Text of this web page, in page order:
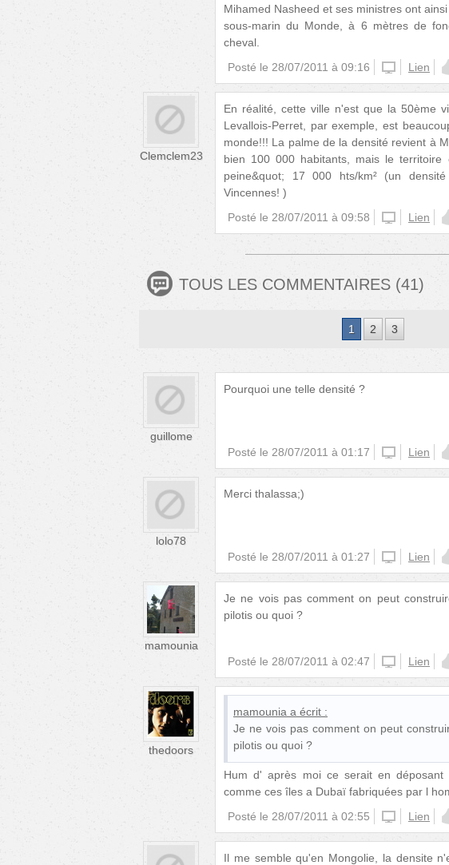
Mihamed Nasheed et ses ministres ont
sous-marin du Monde, à 6 mètres de
cheval.
Posté le 28/07/2011 à 09:16 unknown
Lien
Clemclem23
En réalité, cette ville n'est que la 50ème
Levallois-Perret, par exemple, est
monde!!! La palme de la densité revient à
bien 100 000 habitants, mais le
peine&quot; 17 000 hts/km² (un
Vincennes! )
Posté le 28/07/2011 à 09:58 unknown
Lien
TOUS LES COMMENTAIRES (41)
1 2 3
guillome
Pourquoi une telle densité ?
Posté le 28/07/2011 à 01:17 unknown
Lien
lolo78
Merci thalassa;)
Posté le 28/07/2011 à 01:27 unknown
Lien
mamounia
Je ne vois pas comment on peut
pilotis ou quoi ?
Posté le 28/07/2011 à 02:47 unknown
Lien
thedoors
mamounia a écrit :
Je ne vois pas comment on peut
pilotis ou quoi ?
Hum d' après moi ce serait en
comme ces îles a Dubaï fabriquées par l
Posté le 28/07/2011 à 02:55 unknown
Lien
Il me semble qu'en Mongolie, la densite